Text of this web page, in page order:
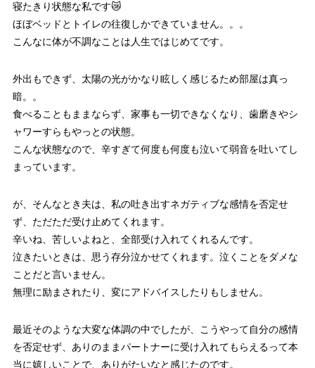
寝たきり状態な私です😿
ほぼベッドとトイレの往復しかできていません。。。
こんなに体が不調なことは人生ではじめてです。
外出もできず、太陽の光がかなり眩しく感じるため部屋は真っ
暗。。
食べることもままならず、家事も一切できなくなり、歯磨きやシ
ャワーすらもやっとの状態。
こんな状態なので、辛すぎて何度も何度も泣いて弱音を吐いてし
まっています。
が、そんなとき夫は、私の吐き出すネガティブな感情を否定せ
ず、ただただ受け止めてくれます。
辛いね、苦しいよねと、全部受け入れてくれるんです。
泣きたいときは、思う存分泣かせてくれます。泣くことをダメな
ことだと言いません。
無理に励まされたり、変にアドバイスしたりもしません。
最近そのような大変な体調の中でしたが、こうやって自分の感情
を否定せず、ありのままパートナーに受け入れてもらえるって本
当に嬉しいことで、ありがたいなと感じたのです。